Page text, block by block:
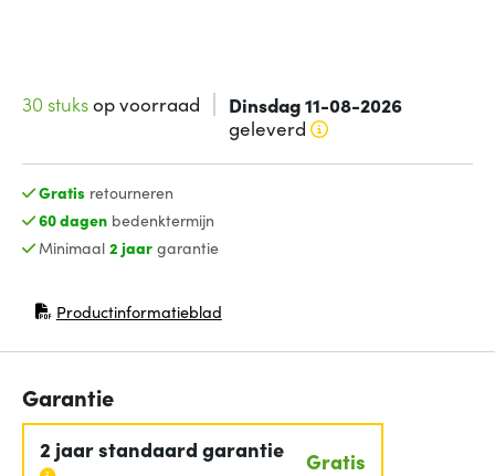
30 stuksop voorraad Dinsdag 11-08-2026
geleverd
Gratis retourneren
60 dagenbedenktermijn
Minimaal 2 jaargarantie
Productinformatieblad
(opent in nieuw venster)
Garantie
2 jaar standaard garantie Gratis